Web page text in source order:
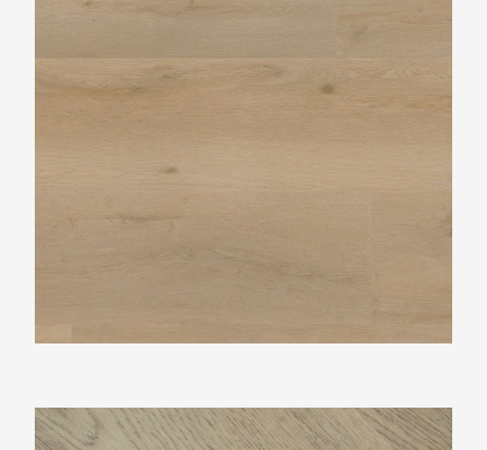
Montinique Progress Visgraat XL M-77836